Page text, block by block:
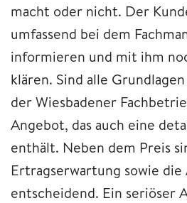
macht oder nicht. Der
umfassend bei dem
informieren und mit ihm
klären. Sind alle
der Wiesbadener
Angebot, das auch eine
enthält. Neben dem Preis
Ertragserwartung sowie
entscheidend. Ein seriöser